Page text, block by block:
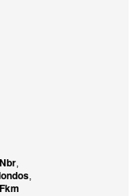
,
,